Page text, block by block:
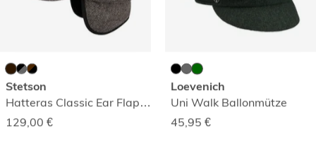
Stetson
Hatteras Classic Ear Flaps Schirmmütze
129,00 €
Loevenich
Uni Walk Ballonmütze
45,95 €